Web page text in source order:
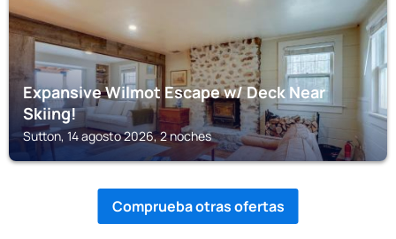
Expansive Wilmot Escape w/ Deck Near
Skiing!
Sutton, 14 agosto 2026, 2 noches
Comprueba otras ofertas